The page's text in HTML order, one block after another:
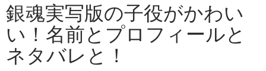
銀魂実写版の子役がかわい
い！名前とプロフィールと
ネタバレと！